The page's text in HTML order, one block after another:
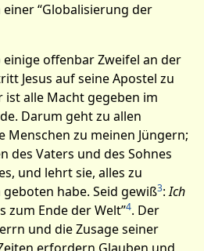
“Globalisierung der
offenbar Zweifel an der
Jesus auf seine Apostel zu
ist alle Macht gegeben im
Darum geht zu allen
Menschen zu meinen Jüngern;
des Vaters und des Sohnes
und lehrt sie, alles zu
habe. Seid gewiß3:Ich
zum Ende der Welt”4. Der
und die Zusage seiner